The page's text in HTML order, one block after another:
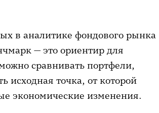
в аналитике фондового рынка
— это ориентир для
сравнивать портфели,
исходная точка, от которой
экономические изменения.